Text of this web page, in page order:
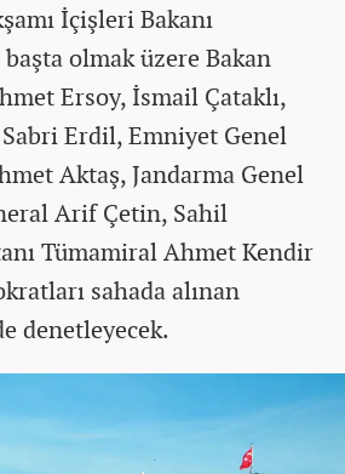
İçişleri Bakanı
olmak üzere Bakan
Ersoy, İsmail Çataklı,
Erdil, Emniyet Genel
Aktaş, Jandarma Genel
Arif Çetin, Sahil
Tümamiral Ahmet Kendir
sahada alınan
denetleyecek.